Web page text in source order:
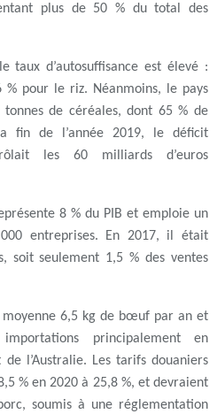
plus de 50 % du total des
taux d’autosuffisance est élevé :
pour le riz. Néanmoins, le pays
de céréales, dont 65 % de
de l’année 2019, le déficit
les 60 milliards d’euros
8 % du PIB et emploie un
entreprises. En 2017, il était
soit seulement 1,5 % des ventes
moyenne 6,5 kg de bœuf par an et
principalement en
l’Australie. Les tarifs douaniers
% en 2020 à 25,8 %, et devraient
soumis à une réglementation